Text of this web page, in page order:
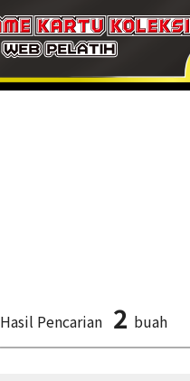
Hasil Pencarian 2 buah